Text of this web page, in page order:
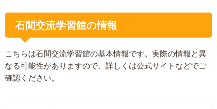
石間交流学習館の情報
こちらは石間交流学習館の基本情報です。実際の情報と異
なる可能性がありますので、詳しくは公式サイトなどでご
確認ください。